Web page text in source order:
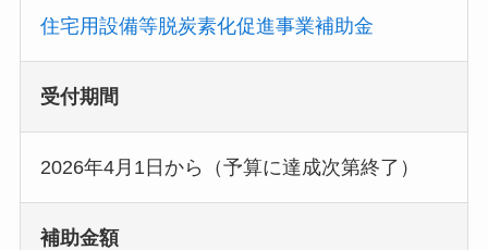
住宅用設備等脱炭素化促進事業補助金
受付期間
2026年4月1日から（予算に達成次第終了）
補助金額